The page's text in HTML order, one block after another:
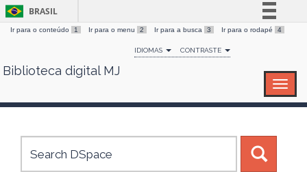
Skip
BRASIL
Simplifique!
Comunica BR
Canais
Ir para o conteúdo 1 Ir para o menu 2 Ir para a busca 3 Ir para o rodapé 4
IDIOMAS CONTRASTE
Biblioteca digital MJ